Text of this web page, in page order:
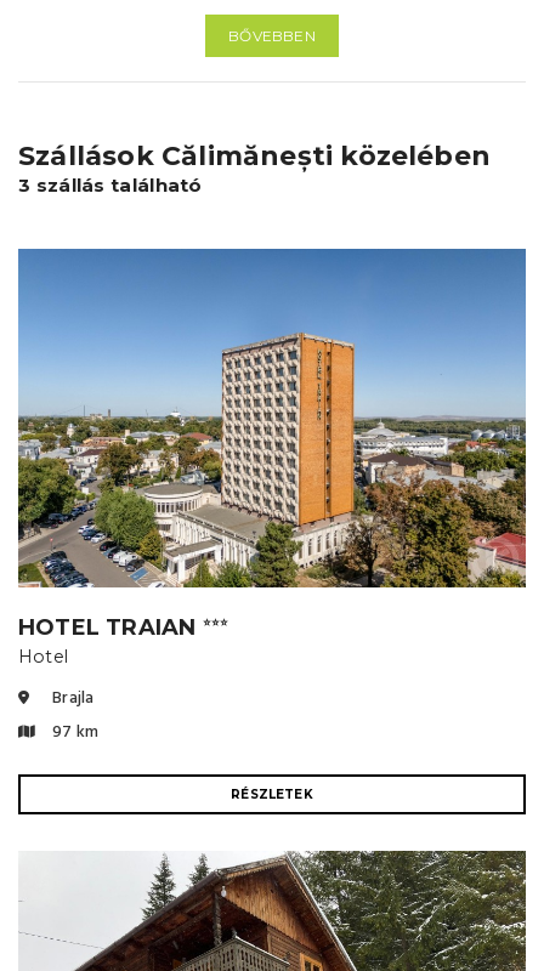
BŐVEBBEN
Szállások Călimănești közelében
3 szállás található
HOTEL TRAIAN ⭐⭐⭐
Hotel
Brajla
97 km
RÉSZLETEK